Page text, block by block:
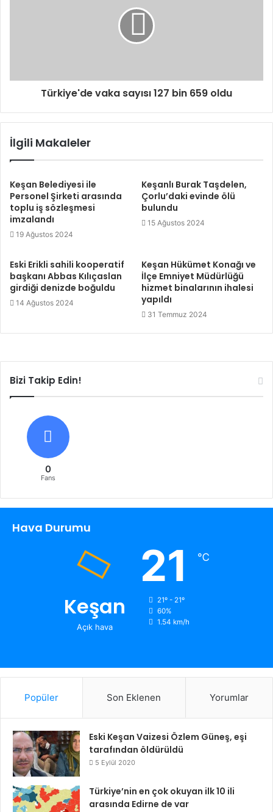
Türkiye'de vaka sayısı 127 bin 659 oldu
İlgili Makaleler
Keşan Belediyesi ile
Personel Şirketi arasında
toplu iş sözleşmesi
imzalandı
19 Ağustos 2024
Keşanlı Burak Taşdelen,
Çorlu’daki evinde ölü
bulundu
15 Ağustos 2024
Eski Erikli sahili kooperatif
başkanı Abbas Kılıçaslan
girdiği denizde boğuldu
14 Ağustos 2024
Keşan Hükümet Konağı ve
İlçe Emniyet Müdürlüğü
hizmet binalarının ihalesi
yapıldı
31 Temmuz 2024
Bizi Takip Edin!
0
Fans
Hava Durumu
Keşan
Açık hava
21 ℃
21º - 21º
60%
1.54 km/h
Popüler Son Eklenen Yorumlar
Eski Keşan Vaizesi Özlem Güneş, eşi
tarafından öldürüldü
5 Eylül 2020
Türkiye’nin en çok okuyan ilk 10 ili
arasında Edirne de var